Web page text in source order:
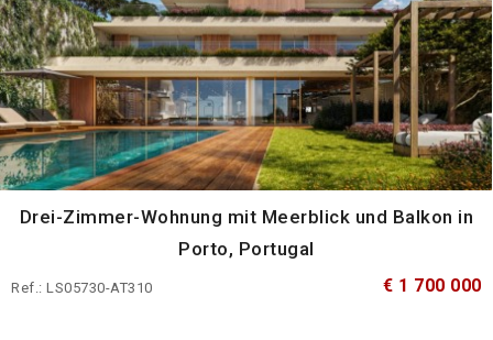
Drei-Zimmer-Wohnung mit Meerblick und Balkon in
Porto, Portugal
Ref.: LS05730-AT310 € 1 700 000